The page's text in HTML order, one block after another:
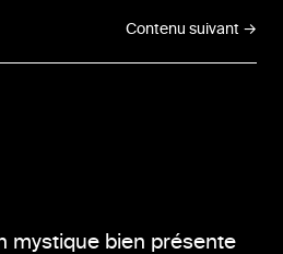
Contenu suivant →
mystique bien présente